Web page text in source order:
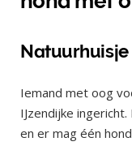
Natuurhuisje
Iemand met oog
IJzendijke
en er mag één